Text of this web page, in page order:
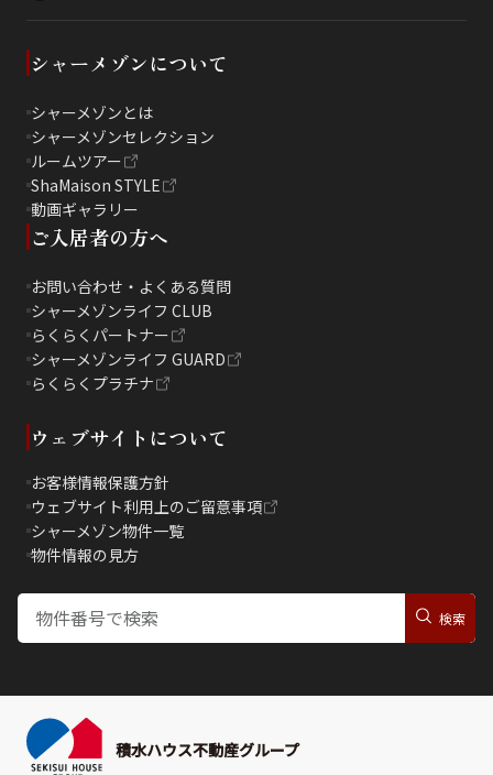
シャーメゾンについて
シャーメゾンとは
シャーメゾンセレクション
ルームツアー
ShaMaison STYLE
動画ギャラリー
ご入居者の方へ
お問い合わせ・よくある質問
シャーメゾンライフ CLUB
らくらくパートナー
シャーメゾンライフ GUARD
らくらくプラチナ
ウェブサイトについて
お客様情報保護方針
ウェブサイト利用上のご留意事項
シャーメゾン物件一覧
物件情報の見方
積水ハウス不動産グループ